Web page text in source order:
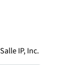
IP, Inc.